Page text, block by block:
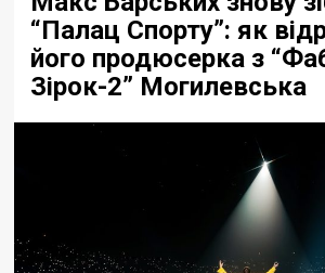
“Палац Спорту”: як
його продюсерка з
Зірок-2” Могилевська